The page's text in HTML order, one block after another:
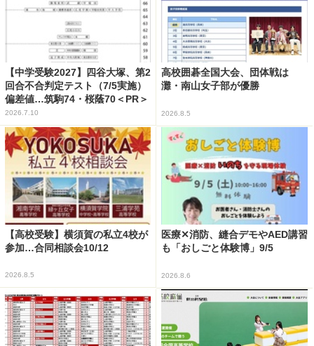
【中学受験2027】四谷大塚、第2
回合不合判定テスト（7/5実施）
偏差値…筑駒74・桜蔭70＜PR＞
2026.7.10
高校囲碁全国大会、団体戦は
灘・南山女子部が優勝
2026.8.5
【高校受験】横須賀の私立4校が
参加…合同相談会10/12
2026.8.5
医療✕消防、縫合デモやAED講習
も「おしごと体験博」9/5
2026.8.6